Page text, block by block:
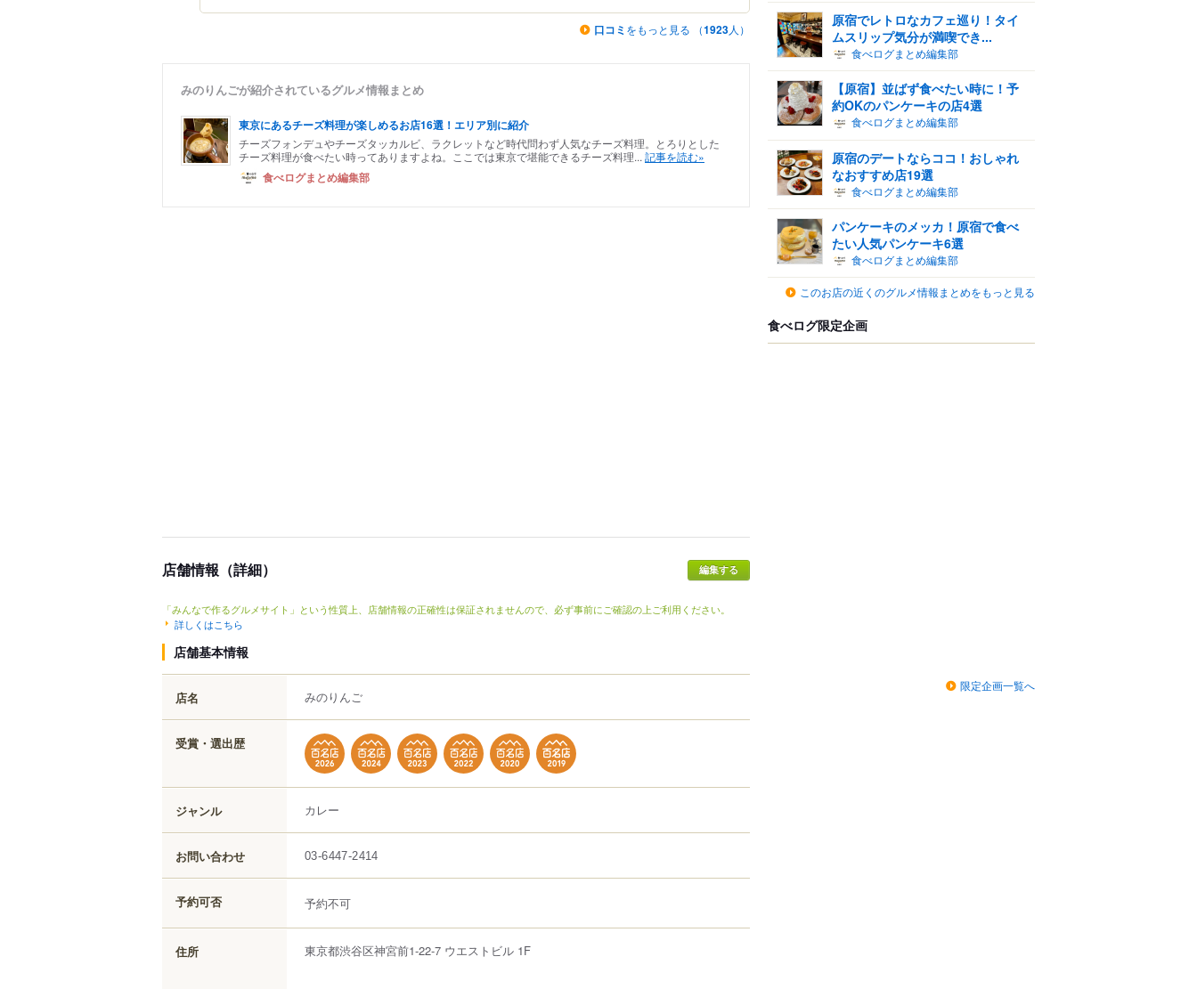
口コミ をもっと見る （1923人）
みのりんごが紹介されているグルメ情報まとめ
東京にあるチーズ料理が楽しめるお店16選！エリア別に紹介
チーズフォンデュやチーズタッカルビ、ラクレットなど時代問わず人気なチーズ料理。とろりとした
チーズ料理が食べたい時ってありますよね。ここでは東京で堪能できるチーズ料理... 記事を読む»
食べログまとめ編集部
店舗情報（詳細）
「みんなで作るグルメサイト」という性質上、店舗情報の正確性は保証されませんので、必ず事前にご確認の上ご利用ください。
詳しくはこちら
店舗基本情報
店名 みのりんご
受賞・選出歴
ジャンル カレー
お問い合わせ 03-6447-2414
予約可否 予約不可
住所 東京都渋谷区神宮前1-22-7 ウエストビル 1F
原宿でレトロなカフェ巡り！タイ
ムスリップ気分が満喫でき...
食べログまとめ編集部
【原宿】並ばず食べたい時に！予
約OKのパンケーキの店4選
食べログまとめ編集部
原宿のデートならココ！おしゃれ
なおすすめ店19選
食べログまとめ編集部
パンケーキのメッカ！原宿で食べ
たい人気パンケーキ6選
食べログまとめ編集部
このお店の近くのグルメ情報まとめをもっと見る
食べログ限定企画
限定企画一覧へ